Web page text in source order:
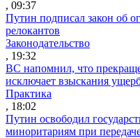
, 09:37
Путин подписал закон об
релокантов
Законодательство
, 19:32
ВС напомнил, что
исключает взыскания
Практика
, 18:02
Путин освободил
миноритариям при